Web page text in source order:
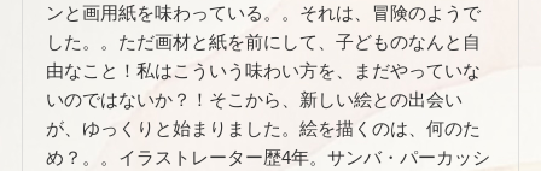
ンと画用紙を味わっている。。それは、冒険のようで
した。。ただ画材と紙を前にして、子どものなんと自
由なこと！私はこういう味わい方を、まだやっていな
いのではないか？！そこから、新しい絵との出会い
が、ゆっくりと始まりました。絵を描くのは、何のた
め？。。イラストレーター歴4年。サンバ・パーカッシ